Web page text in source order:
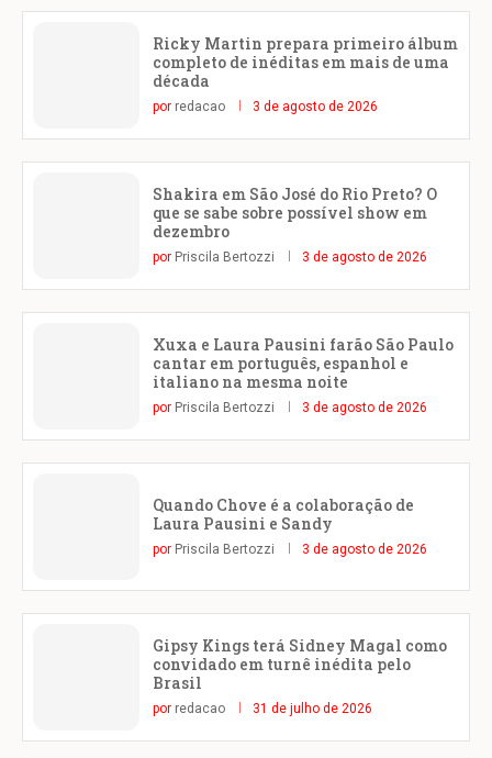
Ricky Martin prepara primeiro álbum
completo de inéditas em mais de uma
década
por redacao 3 de agosto de 2026
Shakira em São José do Rio Preto? O
que se sabe sobre possível show em
dezembro
por Priscila Bertozzi 3 de agosto de 2026
Xuxa e Laura Pausini farão São Paulo
cantar em português, espanhol e
italiano na mesma noite
por Priscila Bertozzi 3 de agosto de 2026
Quando Chove é a colaboração de
Laura Pausini e Sandy
por Priscila Bertozzi 3 de agosto de 2026
Gipsy Kings terá Sidney Magal como
convidado em turnê inédita pelo
Brasil
por redacao 31 de julho de 2026